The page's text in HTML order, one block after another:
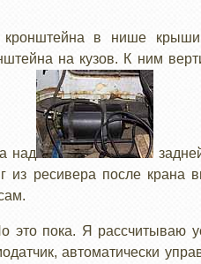
в нише
на кузов. К ним
над
из ресивера после
это пока. Я рассчитываю
автоматически